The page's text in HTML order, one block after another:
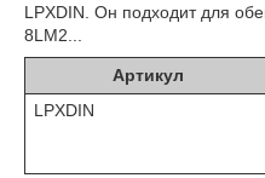
LPXDIN. Он подходит для
8LM2...
Артикул
LPXDIN